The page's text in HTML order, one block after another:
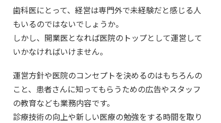
歯科医にとって、経営は専門外で未経験だと感じる人
もいるのではないでしょうか。
しかし、開業医となれば医院のトップとして運営して
いかなければいけません。
運営方針や医院のコンセプトを決めるのはもちろんの
こと、患者さんに知ってもらうための広告やスタッフ
の教育なども業務内容です。
診療技術の向上や新しい医療の勉強をする時間を取り